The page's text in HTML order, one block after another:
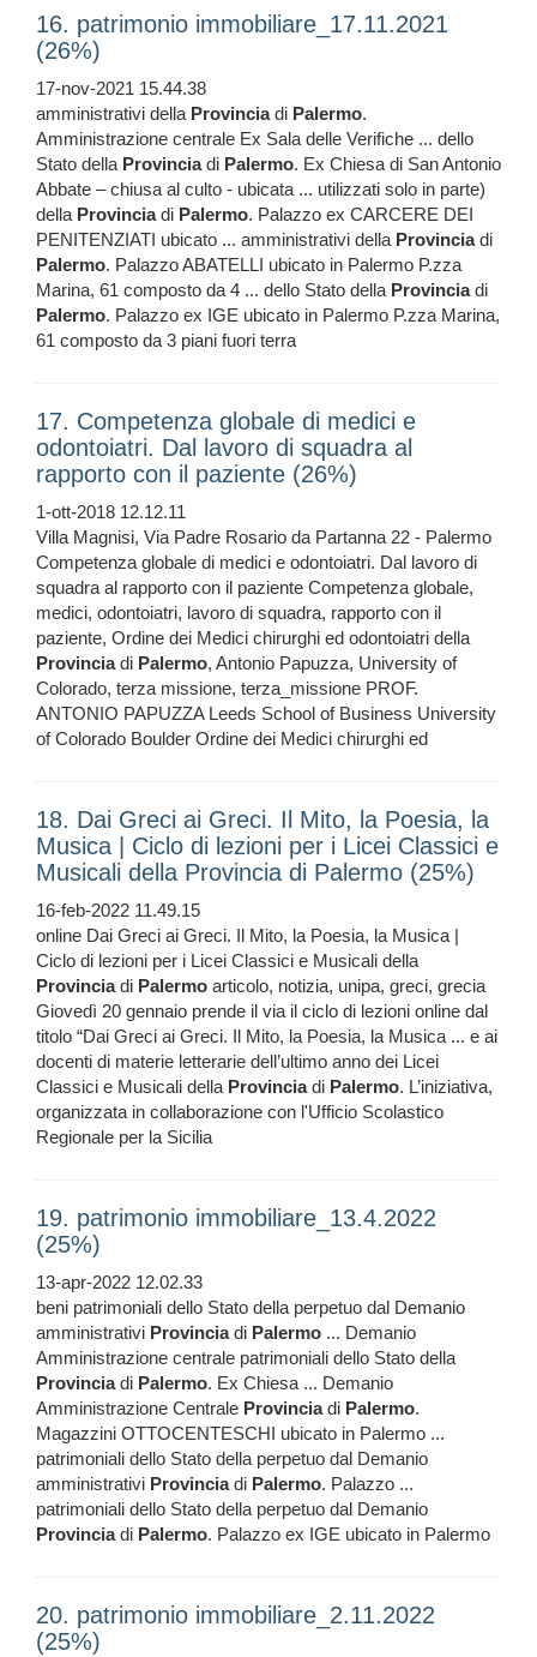
16. patrimonio immobiliare_17.11.2021
(26%)
17-nov-2021 15.44.38
amministrativi della Provinciadi Palermo.
Amministrazione centrale Ex Sala delle Verifiche ... dello
Stato della Provinciadi Palermo. Ex Chiesa di San Antonio
Abbate – chiusa al culto - ubicata ... utilizzati solo in parte)
della Provinciadi Palermo. Palazzo ex CARCERE DEI
PENITENZIATI ubicato ... amministrativi della Provinciadi
Palermo. Palazzo ABATELLI ubicato in Palermo P.zza
Marina, 61 composto da 4 ... dello Stato della Provinciadi
Palermo. Palazzo ex IGE ubicato in Palermo P.zza Marina,
61 composto da 3 piani fuori terra
17. Competenza globale di medici e
odontoiatri. Dal lavoro di squadra al
rapporto con il paziente (26%)
1-ott-2018 12.12.11
Villa Magnisi, Via Padre Rosario da Partanna 22 - Palermo
Competenza globale di medici e odontoiatri. Dal lavoro di
squadra al rapporto con il paziente Competenza globale,
medici, odontoiatri, lavoro di squadra, rapporto con il
paziente, Ordine dei Medici chirurghi ed odontoiatri della
Provinciadi Palermo, Antonio Papuzza, University of
Colorado, terza missione, terza_missione PROF.
ANTONIO PAPUZZA Leeds School of Business University
of Colorado Boulder Ordine dei Medici chirurghi ed
18. Dai Greci ai Greci. Il Mito, la Poesia, la
Musica | Ciclo di lezioni per i Licei Classici e
Musicali della Provincia di Palermo (25%)
16-feb-2022 11.49.15
online Dai Greci ai Greci. Il Mito, la Poesia, la Musica |
Ciclo di lezioni per i Licei Classici e Musicali della
Provinciadi Palermo articolo, notizia, unipa, greci, grecia
Giovedì 20 gennaio prende il via il ciclo di lezioni online dal
titolo “Dai Greci ai Greci. Il Mito, la Poesia, la Musica ... e ai
docenti di materie letterarie dell’ultimo anno dei Licei
Classici e Musicali della Provinciadi Palermo. L’iniziativa,
organizzata in collaborazione con l'Ufficio Scolastico
Regionale per la Sicilia
19. patrimonio immobiliare_13.4.2022
(25%)
13-apr-2022 12.02.33
beni patrimoniali dello Stato della perpetuo dal Demanio
amministrativi Provinciadi Palermo ... Demanio
Amministrazione centrale patrimoniali dello Stato della
Provinciadi Palermo. Ex Chiesa ... Demanio
Amministrazione Centrale Provinciadi Palermo.
Magazzini OTTOCENTESCHI ubicato in Palermo ...
patrimoniali dello Stato della perpetuo dal Demanio
amministrativi Provinciadi Palermo. Palazzo ...
patrimoniali dello Stato della perpetuo dal Demanio
Provinciadi Palermo. Palazzo ex IGE ubicato in Palermo
20. patrimonio immobiliare_2.11.2022
(25%)